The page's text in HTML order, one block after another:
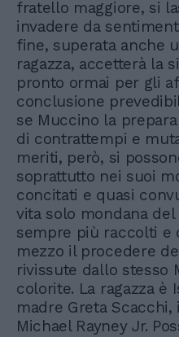
fratello maggiore, si
invadere da
fine, superata anche
ragazza, accetterà la
pronto ormai per gli
conclusione
se Muccino la
di contrattempi e
meriti, però, si
soprattutto nei suoi
concitati e quasi
vita solo mondana
sempre più raccolti e
mezzo il procedere
rivissute dallo stesso
colorite. La ragazza è
madre Greta
Michael Rayney Jr.